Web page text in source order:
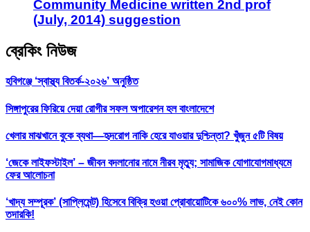
Community Medicine written 2nd prof
(July, 2014) suggestion
ব্রেকিং নিউজ
হবিগঞ্জে ‘স্বাস্থ্য বিতর্ক-২০২৬’ অনুষ্ঠিত
সিঙ্গাপুরের ফিরিয়ে দেয়া রোগীর সফল অপারেশন হল বাংলাদেশে
খেলার মাঝখানে বুকে ব্যথা—হৃদরোগ নাকি হেরে যাওয়ার দুশ্চিন্তা? খুঁজুন ৫টি বিষয়
‘জেকে লাইফস্টাইল’ – জীবন বদলানোর নামে নীরব মৃত্যু; সামাজিক যোগাযোগমাধ্যমে
ফের আলোচনা
‘খাদ্য সম্পূরক’ (সাপ্লিমেন্ট) হিসেবে বিক্রি হওয়া প্রোবায়োটিকে ৬০০% লাভ, নেই কোন
তদারকি!